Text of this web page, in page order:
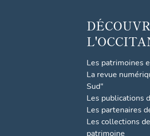
Les patrimoines
La revue
Sud"
Les publications
Les partenaires
Les collections
patrimoine